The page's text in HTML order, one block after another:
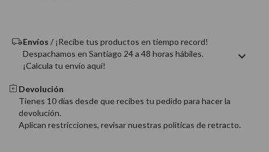
Envíos / ¡Recibe tus productos en tiempo record!
Despachamos en Santiago 24 a 48 horas hábiles.
¡Calcula tu envío aquí!
Devolución
Tienes 10 días desde que recibes tu pedido para hacer la
devolución.
Aplican restricciones, revisar nuestras politicas de retracto.